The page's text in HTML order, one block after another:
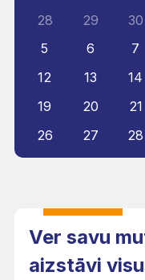
Ver savu
aizstāvi
28
29 30
5
6 7
12
13 14
19
20 21
26
27 28